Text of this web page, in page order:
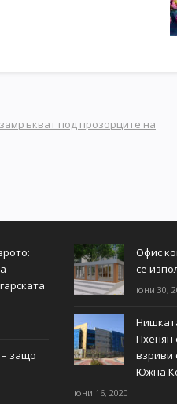
под прозорците на
защо
Офис
се
юни 30,
Пхенян
взриви
Южна
юни 16, 2020